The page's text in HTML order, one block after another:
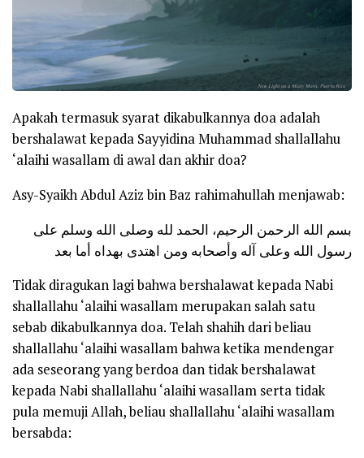
Apakah termasuk syarat dikabulkannya doa adalah
bershalawat kepada Sayyidina Muhammad shallallahu
‘alaihi wasallam di awal dan akhir doa?
Asy-Syaikh Abdul Aziz bin Baz rahimahullah menjawab:
بسم الله الرحمن الرحيم، الحمد لله وصلى الله وسلم على
رسول الله وعلى آله وأصحابه ومن اهتدى بهداه أما بعد
Tidak diragukan lagi bahwa bershalawat kepada Nabi
shallallahu ‘alaihi wasallam merupakan salah satu
sebab dikabulkannya doa. Telah shahih dari beliau
shallallahu ‘alaihi wasallam bahwa ketika mendengar
ada seseorang yang berdoa dan tidak bershalawat
kepada Nabi shallallahu ‘alaihi wasallam serta tidak
pula memuji Allah, beliau shallallahu ‘alaihi wasallam
bersabda: